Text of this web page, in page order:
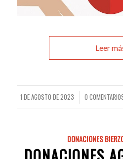
Leer
1 DE AGOSTO DE 2023
/ 0 /
DONACIONES